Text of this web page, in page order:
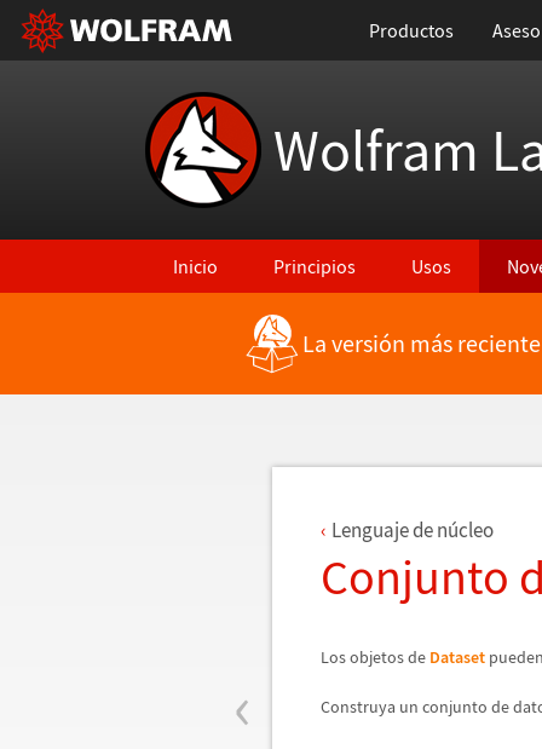
Productos
Wolfram
Inicio Principios Usos
Regresar a Características más recientes
La versión más
‹
Lenguaje de núcleo
Conjunto
Los objetos de Dataset
Construya un conjunto de